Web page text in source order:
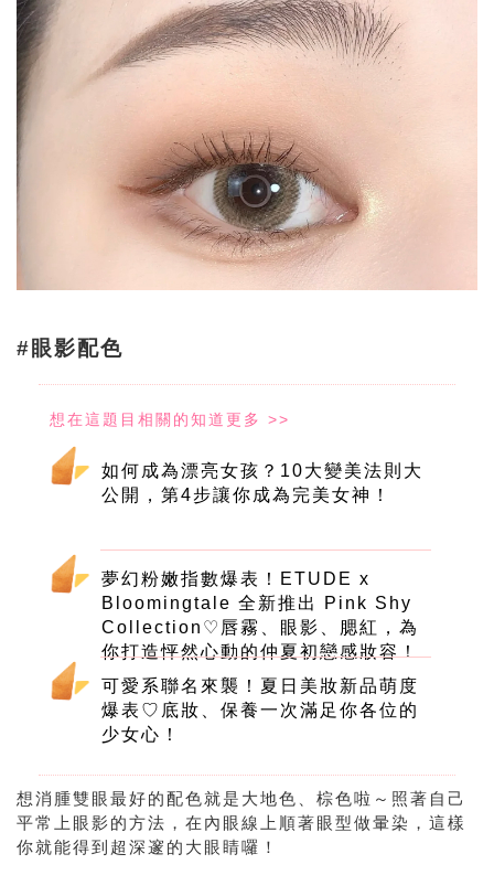
#眼影配色
如何成為漂亮女孩？10大變美法則大
公開，第4步讓你成為完美女神！
夢幻粉嫩指數爆表！ETUDE x
Bloomingtale 全新推出 Pink Shy
Collection♡唇霧、眼影、腮紅，為
你打造怦然心動的仲夏初戀感妝容！
可愛系聯名來襲！夏日美妝新品萌度
爆表♡底妝、保養一次滿足你各位的
少女心！
想消腫雙眼最好的配色就是大地色、棕色啦～照著自己
平常上眼影的方法，在內眼線上順著眼型做暈染，這樣
你就能得到超深邃的大眼睛囉！